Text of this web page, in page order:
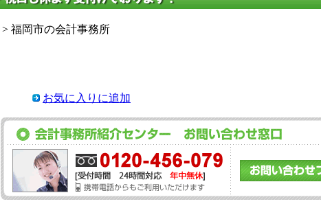
> 福岡市の会計事務所
お気に入りに追加